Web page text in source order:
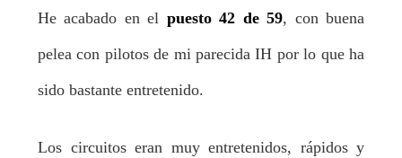
He acabado en el puesto 42 de 59, con buena
pelea con pilotos de mi parecida IH por lo que ha
sido bastante entretenido.
Los circuitos eran muy entretenidos, rápidos y